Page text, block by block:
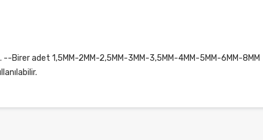
Birer adet 1,5MM-2MM-2,5MM-3MM-3,5MM-4MM-5MM-6MM-8MM